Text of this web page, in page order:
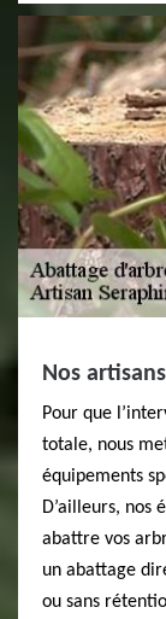
Nos
Pour que
totale, nous
équipements
D’ailleurs, nos
abattre vos
un abattage
ou sans